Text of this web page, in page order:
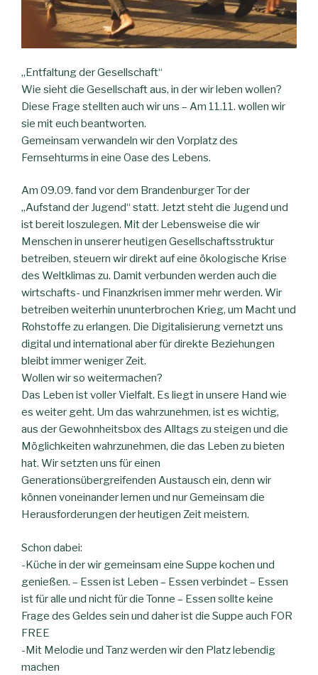
„Entfaltung der Gesellschaft“
Wie sieht die Gesellschaft aus, in der wir leben wollen?
Diese Frage stellten auch wir uns – Am 11.11. wollen wir
sie mit euch beantworten.
Gemeinsam verwandeln wir den Vorplatz des
Fernsehturms in eine Oase des Lebens.
Am 09.09. fand vor dem Brandenburger Tor der
„Aufstand der Jugend“ statt. Jetzt steht die Jugend und
ist bereit loszulegen. Mit der Lebensweise die wir
Menschen in unserer heutigen Gesellschaftsstruktur
betreiben, steuern wir direkt auf eine ökologische Krise
des Weltklimas zu. Damit verbunden werden auch die
wirtschafts- und Finanzkrisen immer mehr werden. Wir
betreiben weiterhin ununterbrochen Krieg, um Macht und
Rohstoffe zu erlangen. Die Digitalisierung vernetzt uns
digital und international aber für direkte Beziehungen
bleibt immer weniger Zeit.
Wollen wir so weitermachen?
Das Leben ist voller Vielfalt. Es liegt in unsere Hand wie
es weiter geht. Um das wahrzunehmen, ist es wichtig,
aus der Gewohnheitsbox des Alltags zu steigen und die
Möglichkeiten wahrzunehmen, die das Leben zu bieten
hat. Wir setzten uns für einen
Generationsübergreifenden Austausch ein, denn wir
können voneinander lernen und nur Gemeinsam die
Herausforderungen der heutigen Zeit meistern.
Schon dabei:
-Küche in der wir gemeinsam eine Suppe kochen und
genießen. – Essen ist Leben – Essen verbindet – Essen
ist für alle und nicht für die Tonne – Essen sollte keine
Frage des Geldes sein und daher ist die Suppe auch FOR
FREE
-Mit Melodie und Tanz werden wir den Platz lebendig
machen